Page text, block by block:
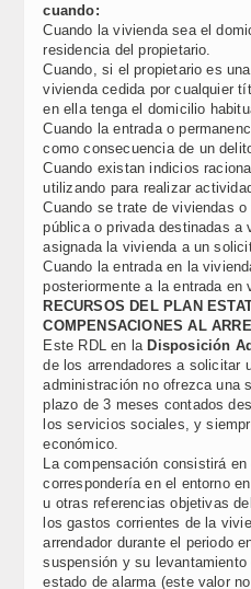
cuando:
Cuando la vivienda sea el
residencia del propietario.
Cuando, si el propietario es
vivienda cedida por cualquier
en ella tenga el domicilio
Cuando la entrada o
como consecuencia de un
Cuando existan indicios
utilizando para realizar
Cuando se trate de viviendas
pública o privada destinadas
asignada la vivienda a un
Cuando la entrada en la
posteriormente a la entrada en
RECURSOS DEL PLAN
COMPENSACIONES AL
Este RDL en laDisposición
de los arrendadores a solicitar
administración no ofrezca una
plazo de 3 meses contados
los servicios sociales, y
económico.
La compensación consistirá
correspondería en el entorno
u otras referencias objetivas
los gastos corrientes de la
arrendador durante el periodo
suspensión y su
estado de alarma (este valor